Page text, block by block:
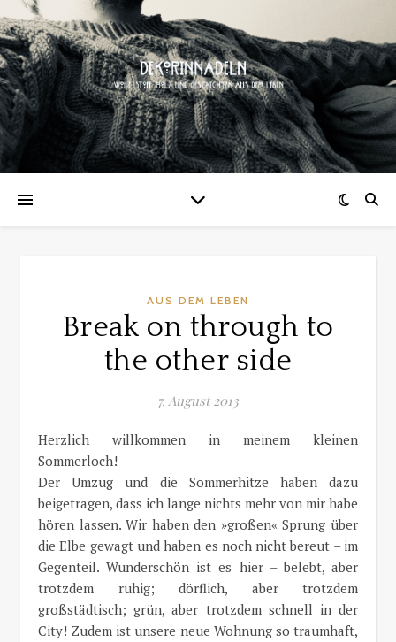
AUS DEM LEBEN
Break on through to
the other side
7. August 2013
Herzlich willkommen in meinem kleinen
Sommerloch!
Der Umzug und die Sommerhitze haben dazu
beigetragen, dass ich lange nichts mehr von mir habe
hören lassen. Wir haben den »großen« Sprung über
die Elbe gewagt und haben es noch nicht bereut – im
Gegenteil. Wunderschön ist es hier – belebt, aber
trotzdem ruhig; dörflich, aber trotzdem
großstädtisch; grün, aber trotzdem schnell in der
City! Zudem ist unsere neue Wohnung so traumhaft,